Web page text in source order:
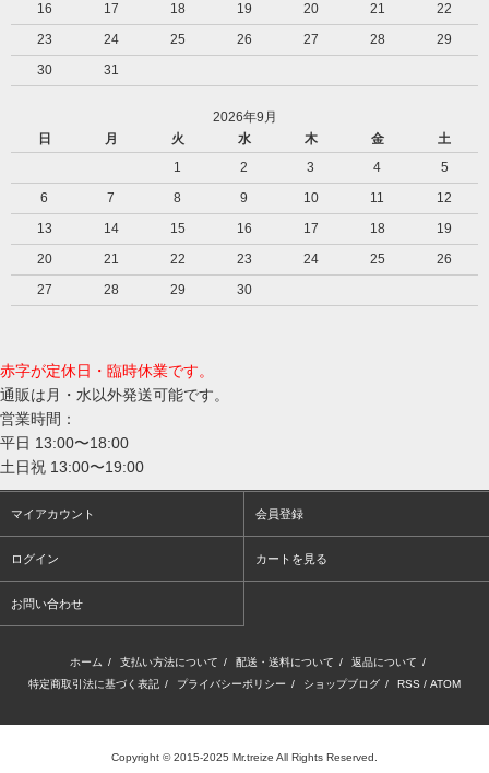
16
17 18 19 20 21
22
23
24 25 26 27 28
29
30
31
2026年9月
日
月 火 水 木 金
土
1
2 3 4
5
6
7 8 9 10 11
12
13
14 15 16 17 18
19
20
21 22 23 24 25
26
27
28 29 30
赤字が定休日・臨時休業です。
通販は月・水以外発送可能です。
営業時間：
平日 13:00〜18:00
土日祝 13:00〜19:00
マイアカウント 会員登録
ログイン カートを見る
お問い合わせ
ホーム / 支払い方法について / 配送・送料について / 返品について /
特定商取引法に基づく表記 / プライバシーポリシー / ショップブログ / RSS / ATOM
Copyright © 2015-2025 Mr.treize All Rights Reserved.